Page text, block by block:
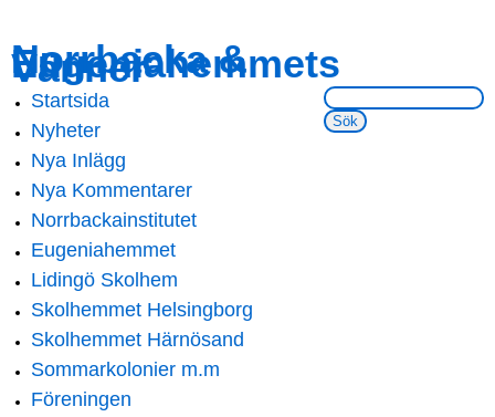
main
content
navigation
Norrbacka &
Eugeniahemmets
Vänner
Sök på webbsidan:
Main menu
Startsida
Nyheter
Nya Inlägg
Nya Kommentarer
Norrbackainstitutet
Eugeniahemmet
Lidingö Skolhem
Skolhemmet Helsingborg
Skolhemmet Härnösand
Sommarkolonier m.m
Föreningen